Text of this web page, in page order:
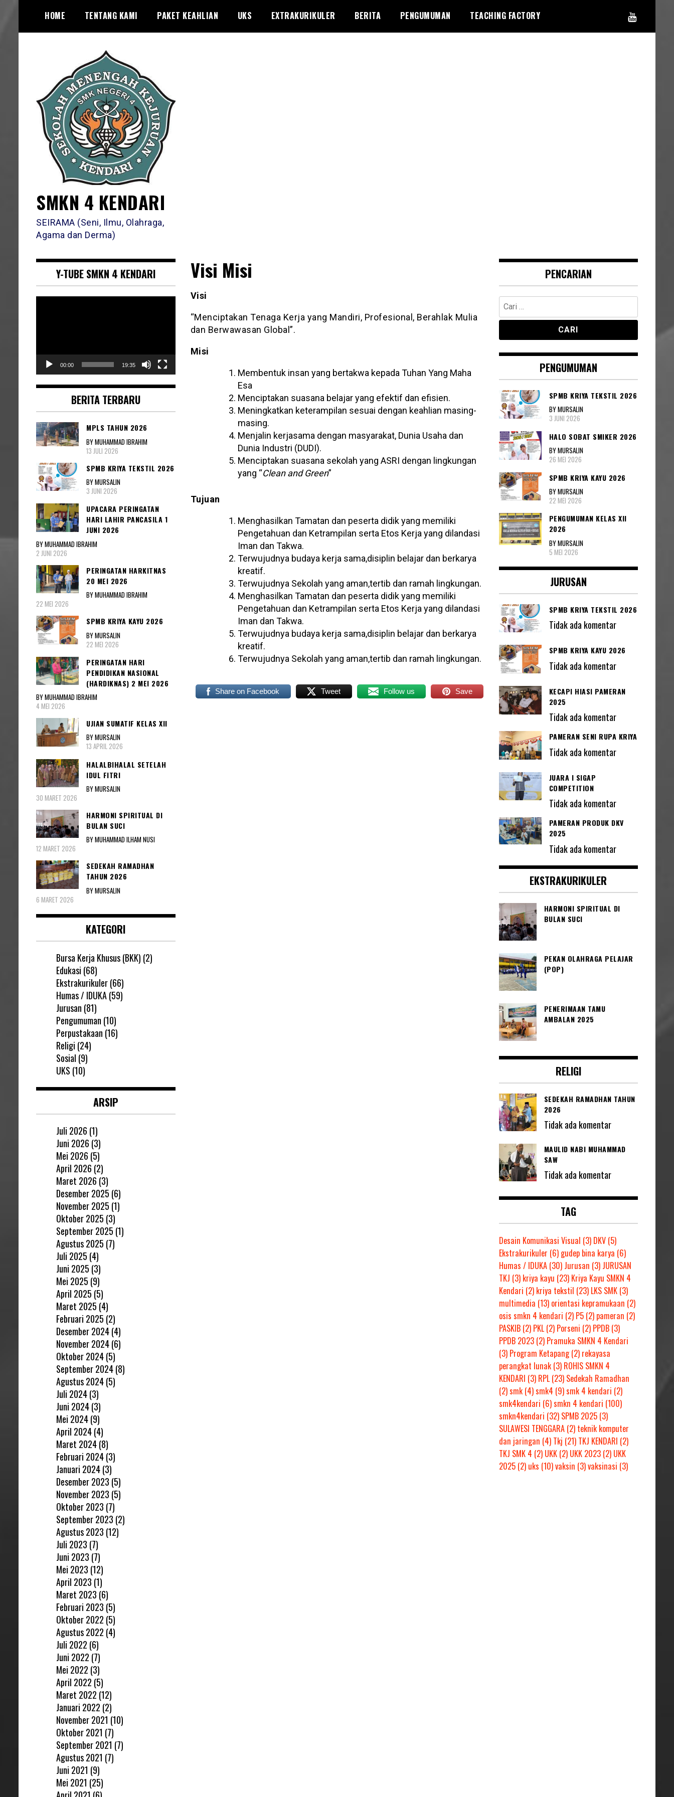
content
HOME TENTANG KAMI PAKET KEAHLIAN UKS EXTRAKURIKULER BERITA PENGUMUMAN TEACHING FACTORY
SMKN 4 KENDARI
SEIRAMA (Seni, Ilmu, Olahraga,
Agama dan Derma)
Visi Misi
Visi
“Menciptakan Tenaga Kerja yang Mandiri, Profesional, Berahlak Mulia
dan Berwawasan Global”.
Misi
Membentuk insan yang bertakwa kepada Tuhan Yang Maha
Esa
Menciptakan suasana belajar yang efektif dan efisien.
Meningkatkan keterampilan sesuai dengan keahlian masing-
masing.
Menjalin kerjasama dengan masyarakat, Dunia Usaha dan
Dunia Industri (DUDI).
Menciptakan suasana sekolah yang ASRI dengan lingkungan
yang “Clean and Green”
Tujuan
Menghasilkan Tamatan dan peserta didik yang memiliki
Pengetahuan dan Ketrampilan serta Etos Kerja yang dilandasi
Iman dan Takwa.
Terwujudnya budaya kerja sama,disiplin belajar dan berkarya
kreatif.
Terwujudnya Sekolah yang aman,tertib dan ramah lingkungan.
Menghasilkan Tamatan dan peserta didik yang memiliki
Pengetahuan dan Ketrampilan serta Etos Kerja yang dilandasi
Iman dan Takwa.
Terwujudnya budaya kerja sama,disiplin belajar dan berkarya
kreatif.
Terwujudnya Sekolah yang aman,tertib dan ramah lingkungan.
Share on Facebook Tweet Follow us Save
Y-TUBE SMKN 4 KENDARI
00:00 19:35
BERITA TERBARU
MPLS TAHUN 2026
BY MUHAMMAD IBRAHIM
13 JULI 2026
SPMB KRIYA TEKSTIL 2026
BY MURSALIN
3 JUNI 2026
UPACARA PERINGATAN
HARI LAHIR PANCASILA 1
JUNI 2026
BY MUHAMMAD IBRAHIM
2 JUNI 2026
PERINGATAN HARKITNAS
20 MEI 2026
BY MUHAMMAD IBRAHIM
22 MEI 2026
SPMB KRIYA KAYU 2026
BY MURSALIN
22 MEI 2026
PERINGATAN HARI
PENDIDIKAN NASIONAL
(HARDIKNAS) 2 MEI 2026
BY MUHAMMAD IBRAHIM
4 MEI 2026
UJIAN SUMATIF KELAS XII
BY MURSALIN
13 APRIL 2026
HALALBIHALAL SETELAH
IDUL FITRI
BY MURSALIN
30 MARET 2026
HARMONI SPIRITUAL DI
BULAN SUCI
BY MUHAMMAD ILHAM NUSI
12 MARET 2026
SEDEKAH RAMADHAN
TAHUN 2026
BY MURSALIN
6 MARET 2026
KATEGORI
Bursa Kerja Khusus (BKK) (2)
Edukasi (68)
Ekstrakurikuler(66)
Humas / IDUKA(59)
Jurusan (81)
Pengumuman (10)
Perpustakaan (16)
Religi (24)
Sosial (9)
UKS (10)
ARSIP
Juli 2026 (1)
Juni 2026 (3)
Mei 2026 (5)
April 2026 (2)
Maret 2026 (3)
Desember 2025 (6)
November 2025 (1)
Oktober 2025 (3)
September 2025 (1)
Agustus 2025 (7)
Juli 2025 (4)
Juni 2025 (3)
Mei 2025 (9)
April 2025 (5)
Maret 2025 (4)
Februari 2025 (2)
Desember 2024(4)
November 2024(6)
Oktober 2024(5)
September 2024(8)
Agustus 2024(5)
Juli 2024(3)
Juni 2024(3)
Mei 2024(9)
April 2024(4)
Maret 2024(8)
Februari 2024(3)
Januari 2024(3)
Desember 2023 (5)
November 2023 (5)
Oktober 2023 (7)
September 2023 (2)
Agustus 2023 (12)
Juli 2023 (7)
Juni 2023 (7)
Mei 2023 (12)
April 2023 (1)
Maret 2023 (6)
Februari 2023 (5)
Oktober 2022 (5)
Agustus 2022 (4)
Juli 2022 (6)
Juni 2022 (7)
Mei 2022 (3)
April 2022 (5)
Maret 2022 (12)
Januari 2022 (2)
November 2021 (10)
Oktober 2021 (7)
September 2021 (7)
Agustus 2021 (7)
Juni 2021 (9)
Mei 2021 (25)
PENCARIAN
Cari
untuk:
PENGUMUMAN
SPMB KRIYA TEKSTIL 2026
BY MURSALIN
3 JUNI 2026
HALO SOBAT SMIKER 2026
BY MURSALIN
26 MEI 2026
SPMB KRIYA KAYU 2026
BY MURSALIN
22 MEI 2026
PENGUMUMAN KELAS XII
2026
BY MURSALIN
5 MEI 2026
JURUSAN
SPMB KRIYA TEKSTIL 2026
Tidak ada komentar
SPMB KRIYA KAYU 2026
Tidak ada komentar
KECAPI HIASI PAMERAN
2025
Tidak ada komentar
PAMERAN SENI RUPA KRIYA
Tidak ada komentar
JUARA I SIGAP
COMPETITION
Tidak ada komentar
PAMERAN PRODUK DKV
2025
Tidak ada komentar
EKSTRAKURIKULER
HARMONI SPIRITUAL DI
BULAN SUCI
PEKAN OLAHRAGA PELAJAR
(POP)
PENERIMAAN TAMU
AMBALAN 2025
RELIGI
SEDEKAH RAMADHAN TAHUN
2026
Tidak ada komentar
MAULID NABI MUHAMMAD
SAW
Tidak ada komentar
TAG
Desain Komunikasi Visual (3) DKV(5)
Ekstrakurikuler (6) gudep bina karya (6)
Humas / IDUKA(30) Jurusan (3) JURUSAN
TKJ (3) kriya kayu (23) Kriya Kayu SMKN 4
Kendari (2) kriya tekstil (23) LKS SMK(3)
multimedia (13) orientasi kepramukaan (2)
osis smkn 4 kendari (2) P5(2) pameran (2)
PASKIB(2) PKL(2) Porseni (2) PPDB(3)
PPDB 2023(2) Pramuka SMKN 4 Kendari
(3) Program Ketapang(2) rekayasa
perangkat lunak(3) ROHIS SMKN 4
KENDARI (3) RPL(23) Sedekah Ramadhan
(2)smk(4)smk4 (9)smk 4 kendari (2)
smk4kendari (6)smkn 4 kendari (100)
smkn4kendari (32) SPMB 2025(3)
SULAWESI TENGGARA(2) teknik komputer
dan jaringan (4) Tkj (21) TKJ KENDARI (2)
TKJ SMK 4 (2) UKK(2) UKK 2023(2) UKK
2025(2) uks (10)vaksin (3)vaksinasi (3)